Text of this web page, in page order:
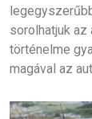
sorolhatjuk az
történelme
magával az